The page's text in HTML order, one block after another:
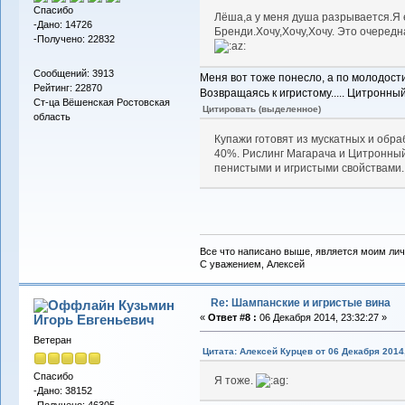
Спасибо
-Дано: 14726
-Получено: 22832
Сообщений: 3913
Рейтинг: 22870
Ст-ца Вёшенская Ростовская
область
Лёша,а у меня душа разрывается.Я
Бренди.Хочу,Хочу,Хочу. Это
Меня вот тоже понесло, а по
Возвращаясь к игристому.....
Цитировать (выделенное)
Купажи готовят из мускатных и
40%. Рислинг Магарача и
пенистыми и игристыми
Все что написано выше, является моим
С уважением, Алексей
Кузьмин
Игорь Евгеньевич
Ветеран
Спасибо
-Дано: 38152
Re: Шампанские и игристые вина
« Ответ #8 : 06 Декабря 2014, 23:32:27 »
Цитата: Алексей Курцев от 06 Декабря
Я тоже.